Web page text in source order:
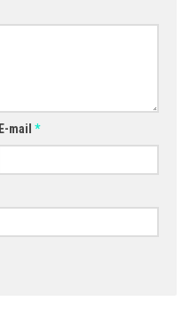
E-mail *